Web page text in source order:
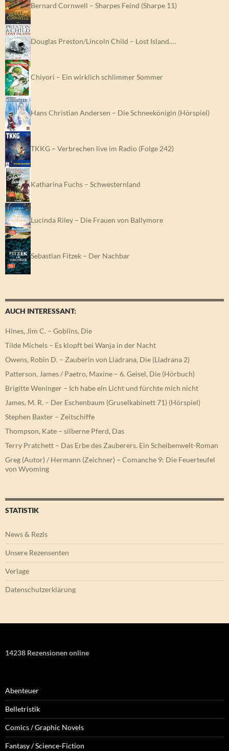
Bernard Cornwell – Sharpes Feind (Sharpe 11)
Douglas Preston/Lincoln Child – Lost Island.…
Chiyori – Ein wirklich schlimmer Sommer
Hans Christian Andersen – Die Schneekönigin (Hörspiel)
TKKG – Verbrechen live im Radio (Folge 242)
Katharina Fuchs – Schwesternland
Lucinda Riley – Die Frauen von Ballymore
Sebastian Fitzek – Der Nachbar
AUCH INTERESSANT:
Hines, Jim C. – Goblins, Die
Tilde Michels – Es klopft bei Wanja in der Nacht
Owens, Robin D. – Zauberin von Lladrana, Die (Lladrana 2)
Patterson, James / Paetro, Maxine – 6. Geisel, Die (Hörbuch)
Brigitte Weninger – Ich habe ein Licht und fürchte mich nicht
James, M. R. – Der Eschenbaum (Gruselkabinett 71) (Hörspiel)
Stephen Baxter – Zeitschiffe
Thompson, Kate – silberne Pferd, Das
Terry Pratchett – Das Erbe des Zauberers. Ein Scheibenwelt-Roman
Greg (Autor) / Hermann (Zeichner) – Comanche 9: Die Feuerteufel
von Wyoming
STATISTIK
News & Rezis
Unsere Rezensenten
Verlage
Datenschutzerklärung
14238 Rezensionen online
Abenteuer
Belletristik
Comics / Graphic Novels
Fantasy / Science-Fiction